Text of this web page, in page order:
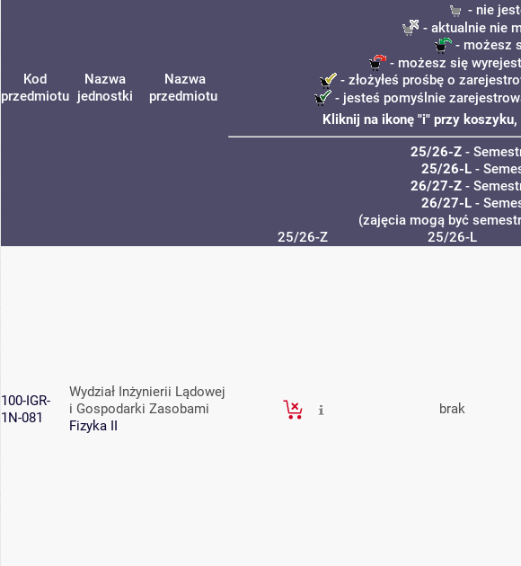
Kod
przedmiotu
Nazwa
jednostki
Nazwa
przedmiotu
- nie
- aktualnie nie
- możesz
- możesz się
- złożyłeś prośbę o
- jesteś pomyślnie
Kliknij na ikonę "i" przy
25/26-Z-
25/26-L-
26/27-Z-
26/27-L-
(zajęcia mogą być
25/26-Z 25/26-L
100-IGR-
1N-081
Wydział Inżynierii Lądowej
i Gospodarki Zasobami
Fizyka II
brak